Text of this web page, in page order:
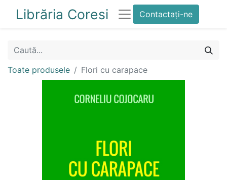
Librăria Coresi Contactați-ne
Toate produsele Flori cu carapace